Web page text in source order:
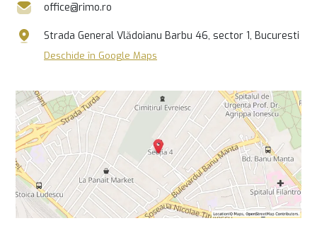
office@rimo.ro
Strada General Vlădoianu Barbu 46, sector 1, Bucuresti
Deschide în Google Maps